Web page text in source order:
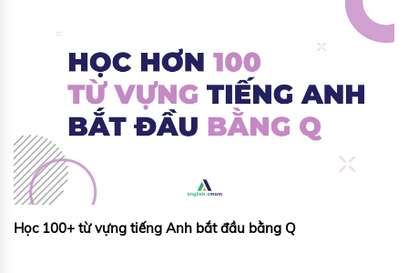
Học 100+ từ vựng tiếng Anh bắt đầu bằng Q